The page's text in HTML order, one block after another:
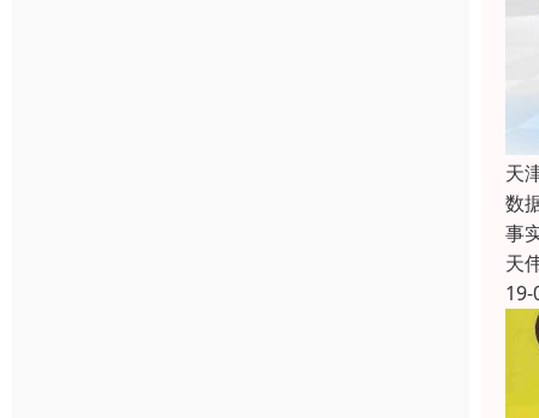
天
数
事
天
19-